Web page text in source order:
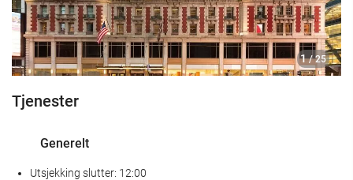
1 / 25
Tjenester
Generelt
Utsjekking slutter: 12:00